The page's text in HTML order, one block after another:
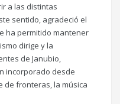
a las distintas
sentido, agradeció el
ha permitido mantener
dirige y la
de Janubio,
incorporado desde
de fronteras, la música